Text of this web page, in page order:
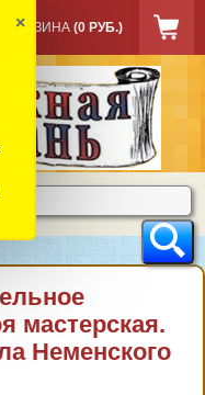
КОРЗИНА (0 РУБ.)
мастерская.
Неменского
×